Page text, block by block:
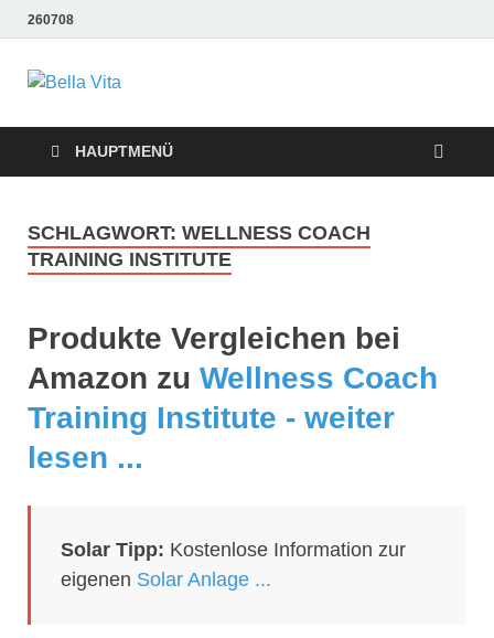
260708
Bella Vita
Wellness Fitness
Tipps
Tipps
HAUPTMENÜ
SCHLAGWORT: WELLNESS COACH
TRAINING INSTITUTE
Produkte Vergleichen bei
Amazon zu Wellness Coach
Training Institute - weiter
lesen ...
Solar Tipp: Kostenlose Information zur
eigenen Solar Anlage ...